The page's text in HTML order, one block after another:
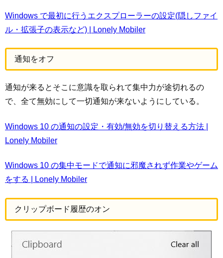
Windows で最初に行うエクスプローラーの設定(隠しファイ
ル・拡張子の表示など) | Lonely Mobiler
通知をオフ
通知が来るとそこに意識を取られて集中力が途切れるの
で、全て無効にして一切通知が来ないようにしている。
Windows 10 の通知の設定・有効/無効を切り替える方法 |
Lonely Mobiler
Windows 10 の集中モードで通知に邪魔されず作業やゲーム
をする | Lonely Mobiler
クリップボード履歴のオン